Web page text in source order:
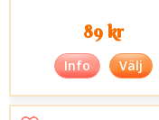
89 kr
Info Välj